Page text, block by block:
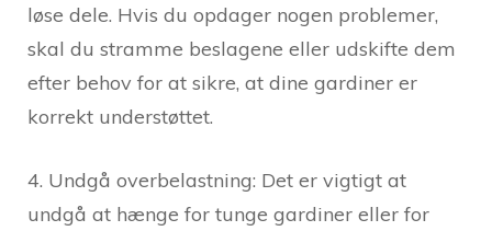
løse dele. Hvis du opdager nogen problemer,
skal du stramme beslagene eller udskifte dem
efter behov for at sikre, at dine gardiner er
korrekt understøttet.
4. Undgå overbelastning: Det er vigtigt at
undgå at hænge for tunge gardiner eller for